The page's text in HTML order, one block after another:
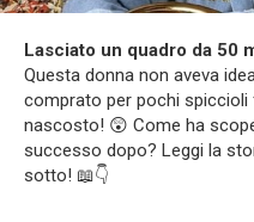
Lasciato un quadro da 50
Questa donna non aveva
comprato per pochi
nascosto! 😲 Come ha
successo dopo? Leggi la
sotto! 📖👇